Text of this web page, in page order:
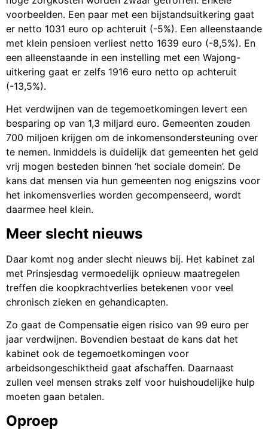
voorbeelden. Een paar met een bijstandsuitkering gaat
er netto 1031 euro op achteruit (-5%). Een alleenstaande
met klein pensioen verliest netto 1639 euro (-8,5%). En
een alleenstaande in een instelling met een Wajong-
uitkering gaat er zelfs 1916 euro netto op achteruit
(-13,5%).
Het verdwijnen van de tegemoetkomingen levert een
besparing op van 1,3 miljard euro. Gemeenten zouden
700 miljoen krijgen om de inkomensondersteuning over
te nemen. Inmiddels is duidelijk dat gemeenten het geld
vrij mogen besteden binnen ‘het sociale domein’. De
kans dat mensen via hun gemeenten nog enigszins voor
het inkomensverlies worden gecompenseerd, wordt
daarmee heel klein.
Meer slecht nieuws
Daar komt nog ander slecht nieuws bij. Het kabinet zal
met Prinsjesdag vermoedelijk opnieuw maatregelen
treffen die koopkrachtverlies betekenen voor veel
chronisch zieken en gehandicapten.
Zo gaat de Compensatie eigen risico van 99 euro per
jaar verdwijnen. Bovendien bestaat de kans dat het
kabinet ook de tegemoetkomingen voor
arbeidsongeschiktheid gaat afschaffen. Daarnaast
zullen veel mensen straks zelf voor huishoudelijke hulp
moeten gaan betalen.
Oproep